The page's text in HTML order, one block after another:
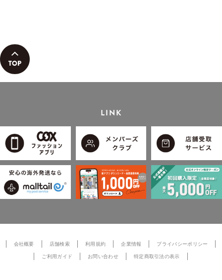
LINK
会社概要 店舗検索 利用規約 企業情報 プライバシーポリシー
ご利用ガイド お問い合わせ 特定商取引法の表示